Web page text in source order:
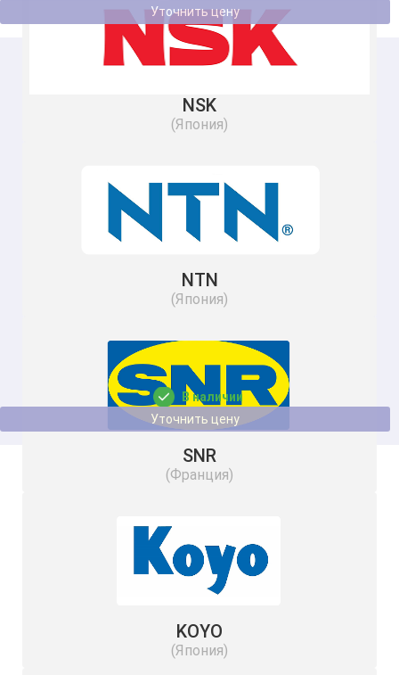
Уточнить цену
RSTO 15 SKF
35
В наличии
Уточнить цену
NSK
(Япония)
NTN
(Япония)
SNR
(Франция)
KOYO
(Япония)